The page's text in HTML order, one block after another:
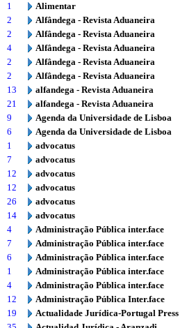
1
Alimentar
2
Alfândega - Revista Aduaneira
2
Alfândega - Revista Aduaneira
4
Alfândega - Revista Aduaneira
2
Alfândega - Revista Aduaneira
2
Alfândega - Revista Aduaneira
13
alfandega - Revista Aduaneira
21
alfandega - Revista Aduaneira
9
Agenda da Universidade de Lisboa
6
Agenda da Universidade de Lisboa
1
advocatus
7
advocatus
12
advocatus
12
advocatus
26
advocatus
14
advocatus
4
Administração Pública inter.face
7
Administração Pública inter.face
6
Administração Pública inter.face
1
Administração Pública inter.face
4
Administração Pública inter.face
12
Administração Pública Inter.face
19
Actualidade Jurídica-Portugal Press